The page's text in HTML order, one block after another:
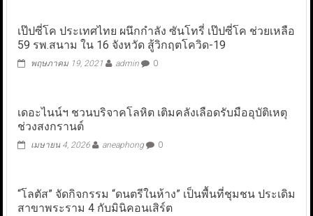
เป๊ปซี่โค ประเทศไทย ผนึกกำลัง ซันโทรี่ เป๊ปซี่โค ช่วยเหลือ
59 รพ.สนาม ใน 16 จังหวัด สู้วิกฤตโควิด-19
พฤษภาคม 19, 2021 admin 0
เดอะไนน์ฯ ชวนบริจาคโลหิต เติมคลังเลือดรับมืออุบัติเหตุ
ช่วงสงกรานต์
เมษายน 4, 2026 aneaphong 0
“โลตัส” จัดกิจกรรม “ดนตรีในห้าง” เป็นพื้นที่ชุมชน ประเดิม
สาขาพระราม 4 กับมินิคอนเสิร์ต